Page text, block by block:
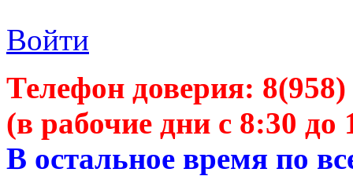
Войти
Телефон доверия:
(в рабочие дни с 8:30 до
В остальное время по